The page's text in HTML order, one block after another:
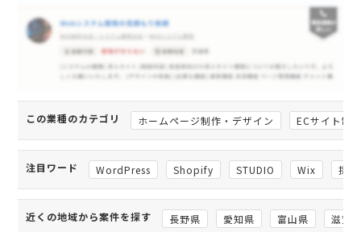
この業種のカテゴリ ホームページ制作・デザイン ECサイト制
注目ワード WordPress Shopify STUDIO Wix 採
近くの地域から案件を探す 長野県 愛知県 富山県 滋賀